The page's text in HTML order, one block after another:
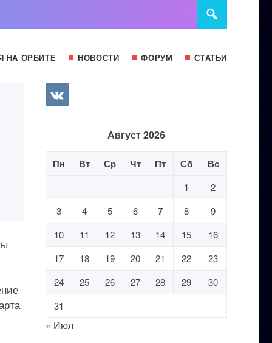
НА ОРБИТЕ НОВОСТИ ФОРУМ СТАТЬИ
Август 2026
Пн Вт Ср Чт Пт Сб Вс
1
2
3
4 5 6 7 8
9
10
11 12 13 14 15
16
17
18 19 20 21 22
23
24
25 26 27 28 29
30
31
« Июл